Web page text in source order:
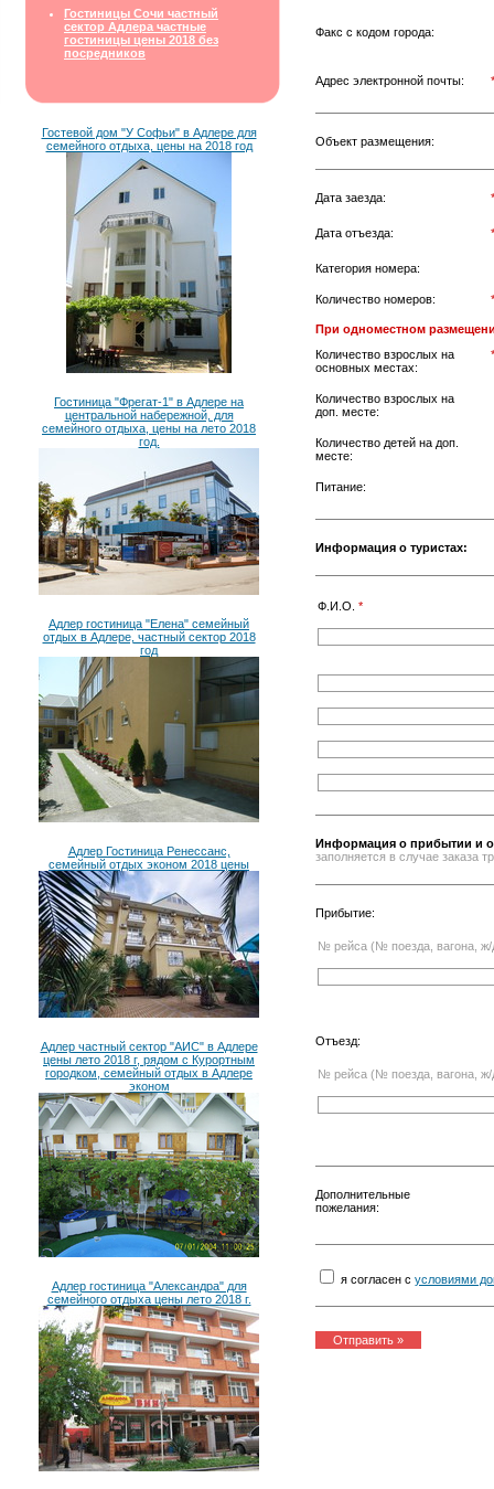
Гостиницы Сочи частный
сектор Адлера частные
гостиницы цены 2018 без
посредников
Гостевой дом "У Софьи" в Адлере для
семейного отдыха, цены на 2018 год
Гостиница "Фрегат-1" в Адлере на
центральной набережной, для
семейного отдыха, цены на лето 2018
год.
Адлер гостиница "Елена" семейный
отдых в Адлере, частный сектор 2018
год
Адлер Гостиница Ренессанс,
семейный отдых эконом 2018 цены
Адлер частный сектор "АИС" в Адлере
цены лето 2018 г, рядом с Курортным
городком, семейный отдых в Адлере
эконом
Адлер гостиница "Александра" для
семейного отдыха цены лето 2018 г.
Факс с кодом города:
Адрес электронной почты: *
Объект размещения:
Дата заезда: *
Дата отъезда: *
Категория номера:
Количество номеров: *
При одноместном
Количество взрослых на
основных местах:
*
Количество взрослых на
доп. месте:
Количество детей на доп.
месте:
Питание:
Информация о туристах:
Ф.И.О. *
Информация о прибытии и
заполняется в случае заказа
Прибытие:
№ рейса (№ поезда, вагона, ж/
Отъезд:
№ рейса (№ поезда, вагона, ж/
Дополнительные
пожелания:
я согласен с условиями